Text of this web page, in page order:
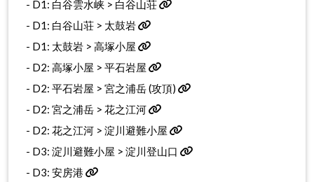
- D1: 白谷雲水峡 > 白谷山荘
- D1: 白谷山荘 > 太鼓岩
- D1: 太鼓岩 > 高塚小屋
- D2: 高塚小屋 > 平石岩屋
- D2: 平石岩屋 > 宮之浦岳 (攻頂)
- D2: 宮之浦岳 > 花之江河
- D2: 花之江河 > 淀川避難小屋
- D3: 淀川避難小屋 > 淀川登山口
- D3: 安房港